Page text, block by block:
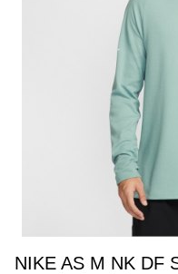
NIKE AS M NK DF